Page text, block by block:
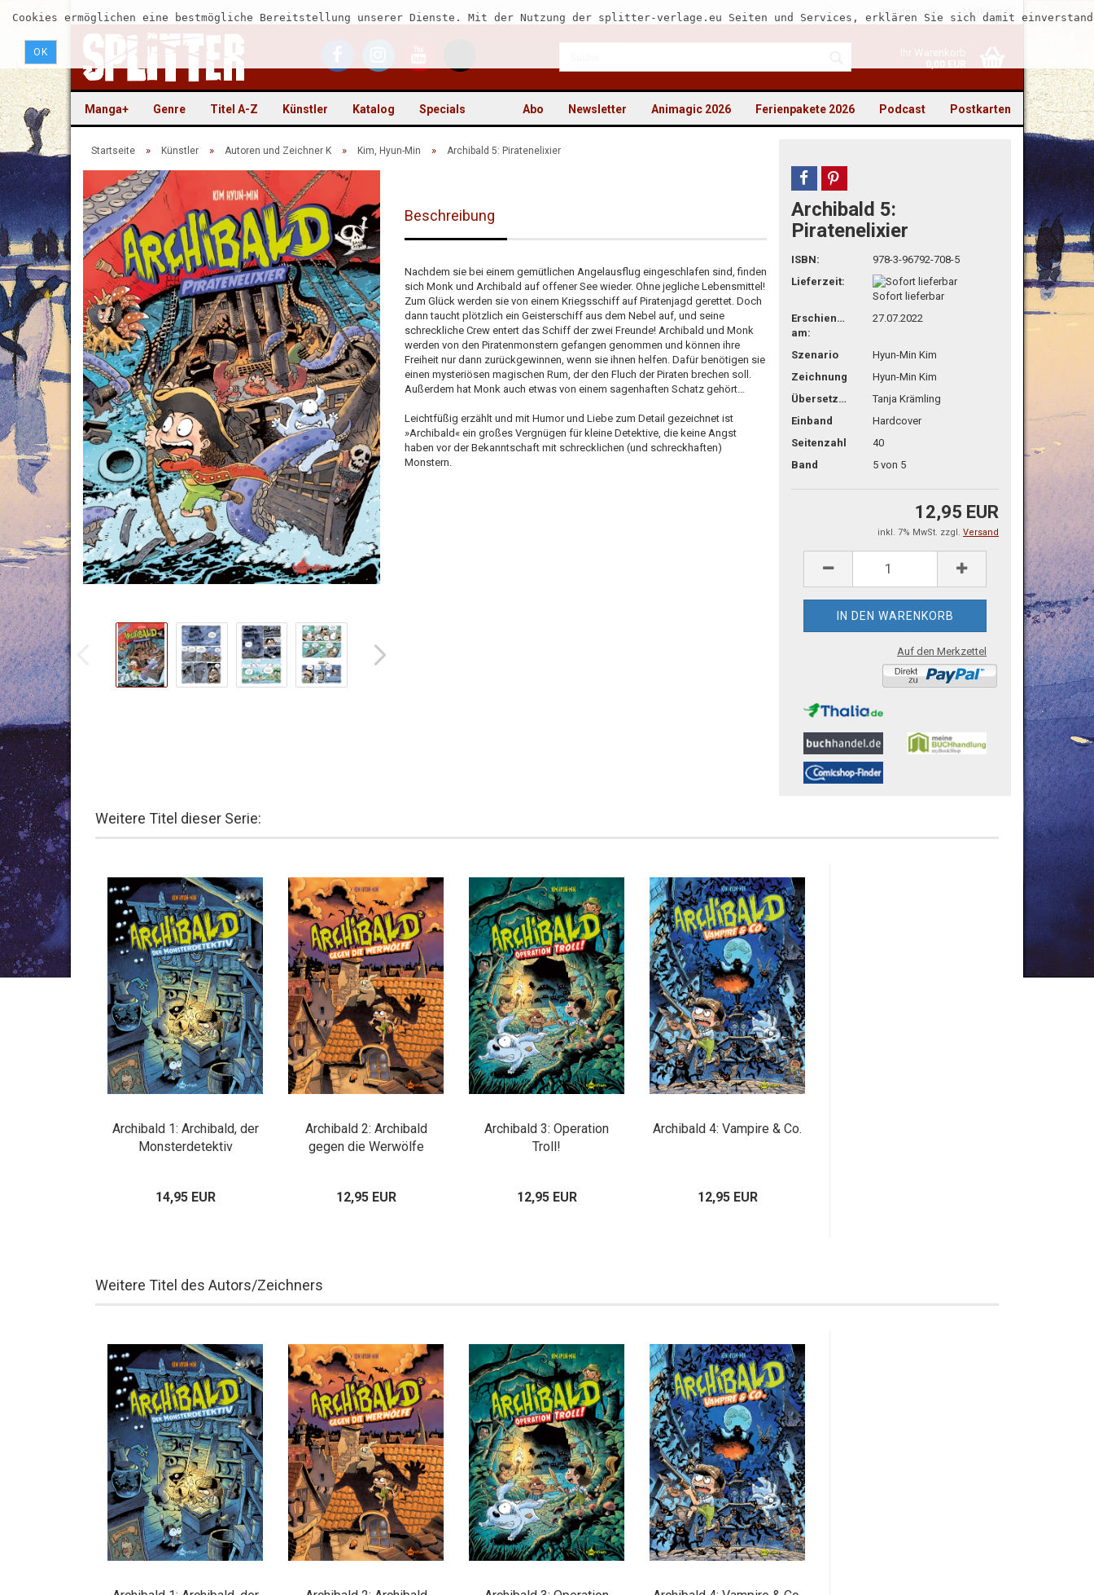
Kundenlogin Merkzettel
Ihr Warenkorb
0,00 EUR
Cookies ermöglichen eine bestmögliche Bereitstellung unserer Dienste. Mit der Nutzung der splitter-verlage.eu Seiten und Services, erklären Sie sich damit
OK
Manga+ Genre Titel A-Z Künstler Katalog Specials Postkarten
Podcast
Ferienpakete 2026
Animagic 2026
Newsletter
Abo
Startseite » Künstler » Autoren und Zeichner K » Kim, Hyun-Min » Archibald 5: Piratenelixier
Beschreibung
Nachdem sie bei einem gemütlichen Angelausflug eingeschlafen sind, finden
sich Monk und Archibald auf offener See wieder. Ohne jegliche Lebensmittel!
Zum Glück werden sie von einem Kriegsschiff auf Piratenjagd gerettet. Doch
dann taucht plötzlich ein Geisterschiff aus dem Nebel auf, und seine
schreckliche Crew entert das Schiff der zwei Freunde! Archibald und Monk
werden von den Piratenmonstern gefangen genommen und können ihre
Freiheit nur dann zurückgewinnen, wenn sie ihnen helfen. Dafür benötigen sie
einen mysteriösen magischen Rum, der den Fluch der Piraten brechen soll.
Außerdem hat Monk auch etwas von einem sagenhaften Schatz gehört…
Leichtfüßig erzählt und mit Humor und Liebe zum Detail gezeichnet ist
»Archibald« ein großes Vergnügen für kleine Detektive, die keine Angst
haben vor der Bekanntschaft mit schrecklichen (und schreckhaften)
Monstern.
teilen pin it
Archibald 5:
Piratenelixier
ISBN:
978-3-96792-708-5
Lieferzeit:
Sofort lieferbar
Erschienen
am:
27.07.2022
Szenario
Hyun-Min Kim
Zeichnung
Hyun-Min Kim
Übersetzg.
Tanja Krämling
Einband
Hardcover
Seitenzahl
40
Band
5 von 5
12,95 EUR
inkl. 7% MwSt. zzgl. Versand
Auf den Merkzettel
Weitere Titel dieser Serie:
Archibald 1: Archibald, der
Monsterdetektiv
14,95 EUR
Archibald 2: Archibald
gegen die Werwölfe
12,95 EUR
Archibald 3: Operation
Troll!
12,95 EUR
Archibald 4: Vampire & Co.
12,95 EUR
Weitere Titel des Autors/Zeichners